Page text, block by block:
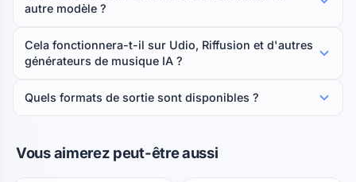
autre modèle ?
Cela fonctionnera-t-il sur Udio, Riffusion et d'autres
générateurs de musique IA ?
Quels formats de sortie sont disponibles ?
Vous aimerez peut-être aussi